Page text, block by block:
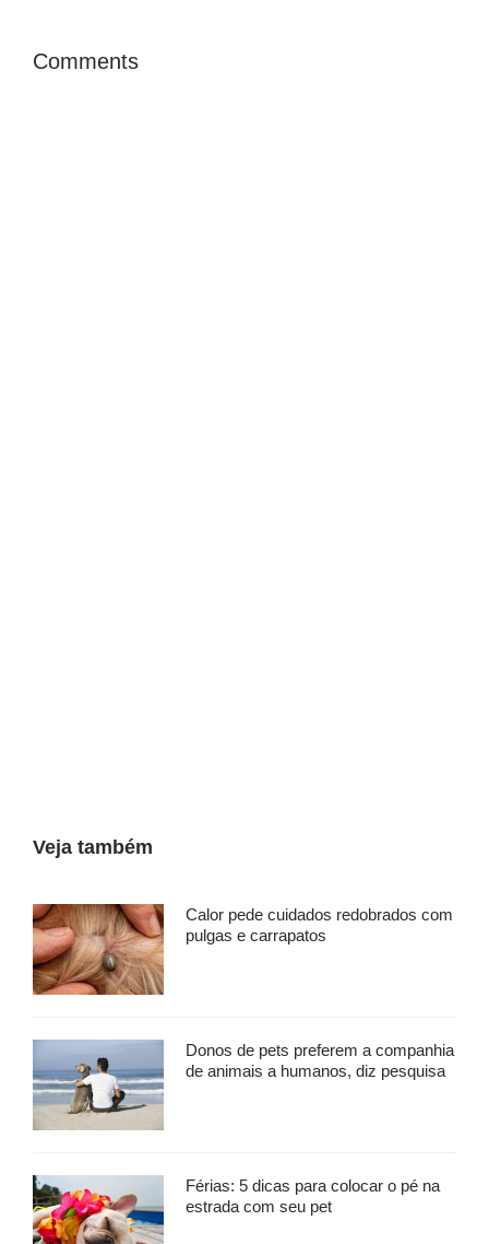
Comments
Veja também
Calor pede cuidados redobrados com
pulgas e carrapatos
Donos de pets preferem a companhia
de animais a humanos, diz pesquisa
Férias: 5 dicas para colocar o pé na
estrada com seu pet